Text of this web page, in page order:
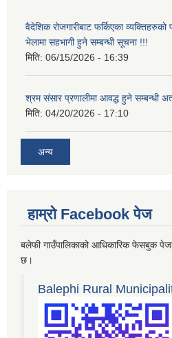
वैदेशिक रोजगारीबाट फर्किएका
भेलामा सहभागी हुने सम्बन्धी सूचना !!!
मिति: 06/15/2026 - 16:39
श्रम संसार प्रणालीमा आवद्ध हुने सम्बन्धी
मिति: 04/20/2026 - 17:10
अन्य
हाम्रो Facebook पेज
बलेफी गाउँपालिकाको आधिकारिक फेसबुक
छ।
Balephi Rural